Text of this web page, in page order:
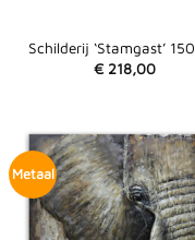
Schilderij ‘Stamgast’
€ 218,00
Metaal